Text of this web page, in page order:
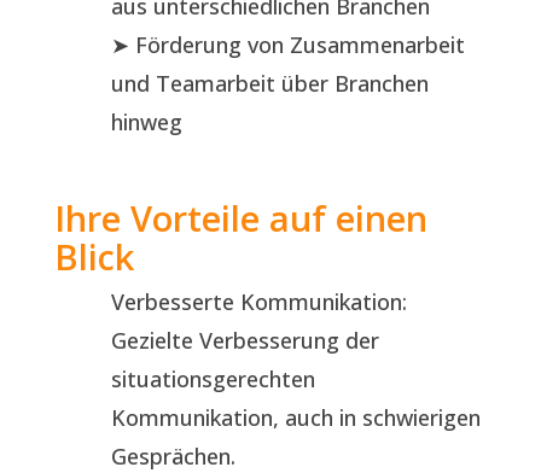
aus unterschiedlichen Branchen
➤ Förderung von Zusammenarbeit
und Teamarbeit über Branchen
hinweg
Ihre Vorteile auf einen
Blick
Verbesserte Kommunikation:
Gezielte Verbesserung der
situationsgerechten
Kommunikation, auch in schwierigen
Gesprächen.